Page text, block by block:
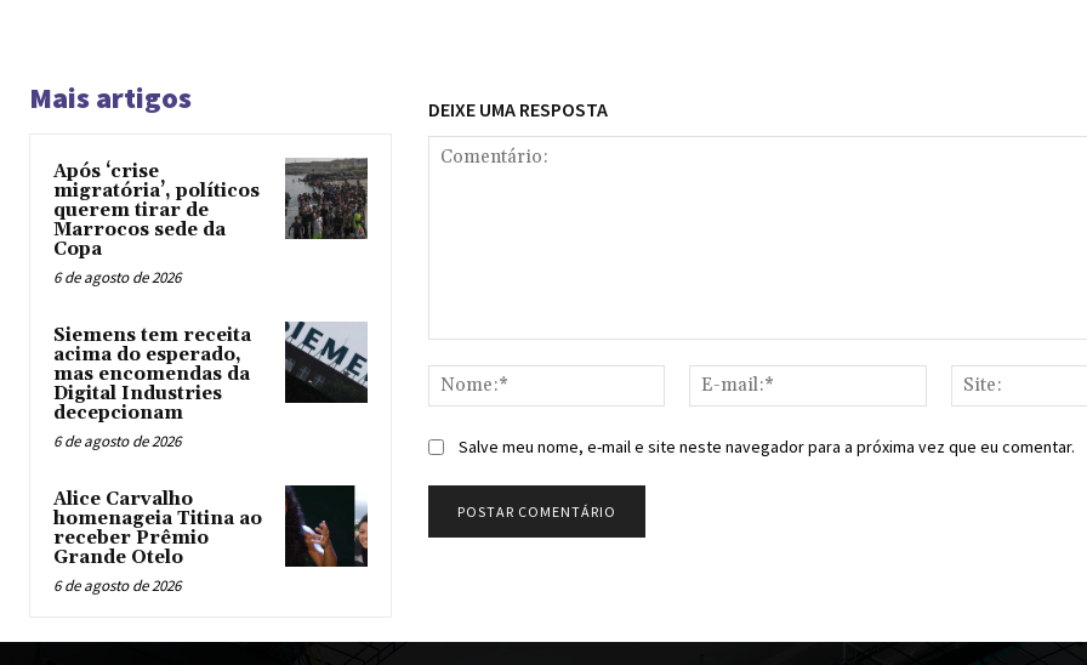
Mais artigos
Após ‘crise
migratória’, políticos
querem tirar de
Marrocos sede da
Copa
6 de agosto de 2026
Siemens tem receita
acima do esperado,
mas encomendas da
Digital Industries
decepcionam
6 de agosto de 2026
Alice Carvalho
homenageia Titina ao
receber Prêmio
Grande Otelo
6 de agosto de 2026
DEIXE UMA RESPOSTA
Nome:*
mail:*
Salve meu nome, e-mail e site neste navegador para a próxima vez que eu comentar.